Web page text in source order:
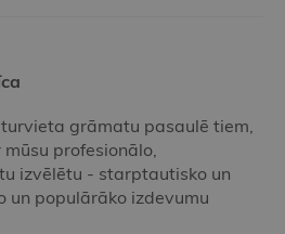
grāmatu pasaulē tiem,
profesionālo,
izvēlētu - starptautisko un
un populārāko izdevumu